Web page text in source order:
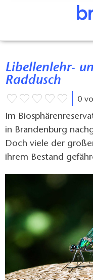
Libellenlehr- und Kunstpfad in
Raddusch
0
Im
in Brandenburg
Doch viele der
ihrem Bestand